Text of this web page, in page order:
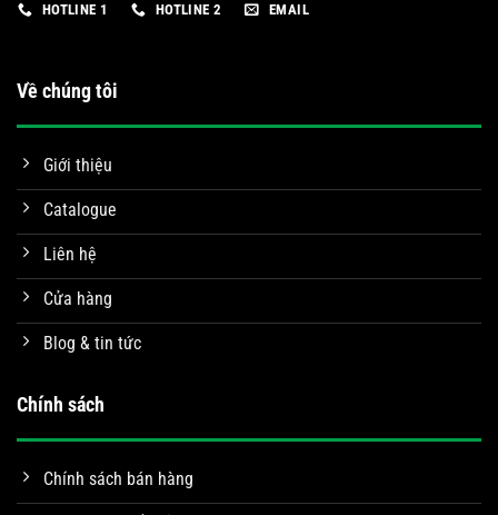
HOTLINE 1 HOTLINE 2 EMAIL
Về chúng tôi
Giới thiệu
Catalogue
Liên hệ
Cửa hàng
Blog & tin tức
Chính sách
Chính sách bán hàng